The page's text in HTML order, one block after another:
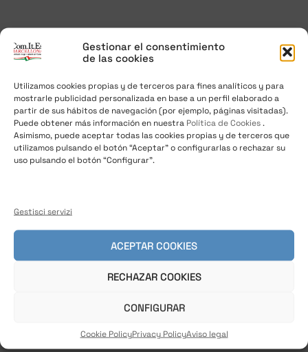
Gestionar el consentimiento
de las cookies
Utilizamos cookies propias y de terceros para fines analíticos y para
mostrarle publicidad personalizada en base a un perfil elaborado a
partir de sus hábitos de navegación (por ejemplo, páginas visitadas).
Puede obtener más información en nuestra Política de Cookies.
Asimismo, puede aceptar todas las cookies propias y de terceros que
utilizamos pulsando el botón “Aceptar” o configurarlas o rechazar su
uso pulsando el botón “Configurar”.
Gestisci servizi
ACEPTAR COOKIES
RECHAZAR COOKIES
CONFIGURAR
Cookie PolicyPrivacy PolicyAviso legal
APRILE 2019
03/04/2019 / News Notizie dalla Spagna
La RAI, il Ministero degli Affari Esteri e l’Istituto
Italiano di Cultura di Barcelona ti invitano al
concerto,